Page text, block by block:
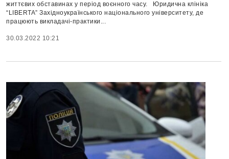
життєвих обставинах у період воєнного часу. Юридична клініка
“LIBERTA” Західноукраїнського національного університету, де
працюють викладачі-практики...
30.03.2022 10:21